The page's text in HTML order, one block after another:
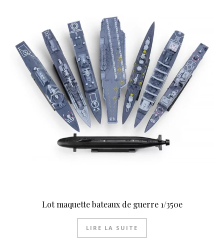
Lot maquette bateaux de guerre 1/350e
LIRE LA SUITE